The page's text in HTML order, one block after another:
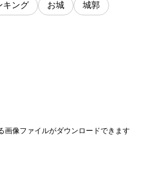
キング お城 城郭
画像ファイルがダウンロードできます